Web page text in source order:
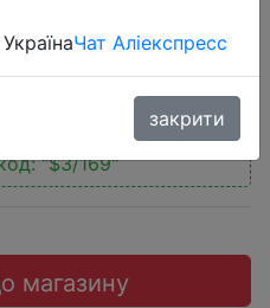
"$3/169"
магазину
Чат Аліекспресс
закрити